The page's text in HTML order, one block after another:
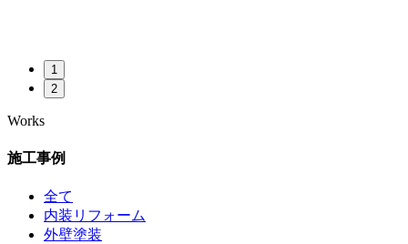
1
2
Works
施工事例
全て
内装リフォーム
外壁塗装